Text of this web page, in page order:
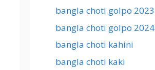
bangla choti golpo 2023
bangla choti golpo 2024
bangla choti kahini
bangla choti kaki